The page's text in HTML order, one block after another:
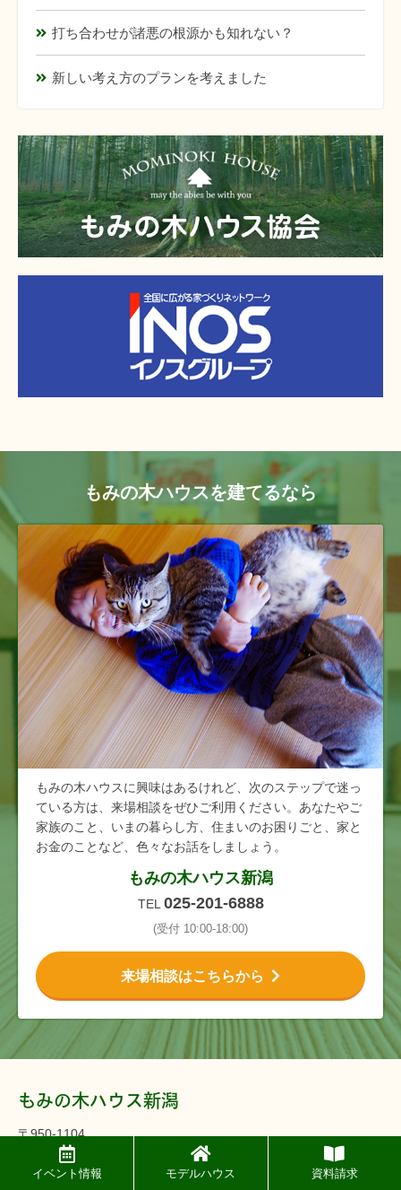
打ち合わせが諸悪の根源かも知れない？
新しい考え方のプランを考えました
もみの木ハウスを建てるなら
もみの木ハウスに興味はあるけれど、次のステップで迷っ
ている方は、来場相談をぜひご利用ください。あなたやご
家族のこと、いまの暮らし方、住まいのお困りごと、家と
お金のことなど、色々なお話をしましょう。
もみの木ハウス新潟
TEL 025-201-6888
(受付 10:00-18:00)
来場相談はこちらから
もみの木ハウス新潟
〒950-1104
新潟県新潟市西区寺地548
025-201-6888
イベント情報 モデルハウス 資料請求